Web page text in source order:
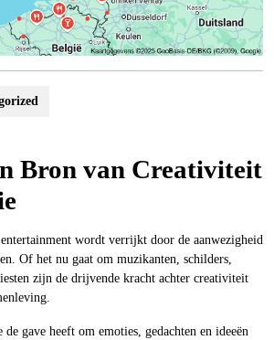
Bron van Creativiteit
wordt verrijkt door de aanwezigheid
Of het nu gaat om muzikanten, schilders,
zijn de drijvende kracht achter creativiteit
gave heeft om emoties, gedachten en ideeën